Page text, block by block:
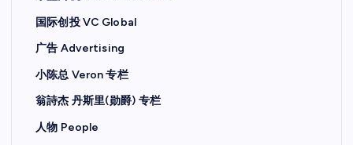
国际创投 VC Global
广告 Advertising
小陈总 Veron 专栏
翁詩杰 丹斯里(勋爵) 专栏
人物 People